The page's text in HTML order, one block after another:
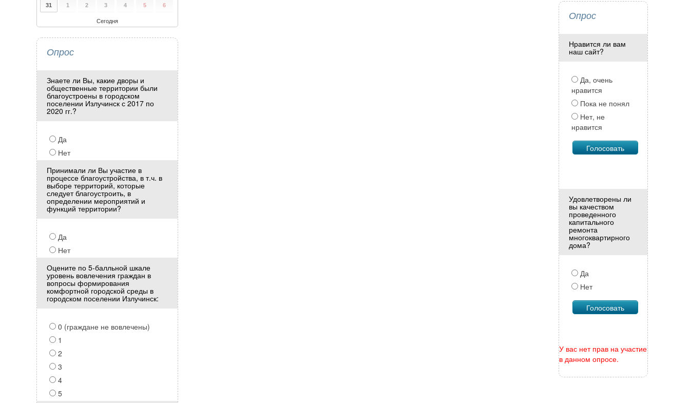
31 1 2 3 4 5 6
Сегодня
Опрос
Знаете ли Вы, какие дворы и
общественные территории были
благоустроены в городском
поселении Излучинск с 2017 по
2020 гг.?
Да
Нет
Принимали ли Вы участие в
процессе благоустройства, в т.ч. в
выборе территорий, которые
следует благоустроить, в
определении мероприятий и
функций территории?
Да
Нет
Оцените по 5-балльной шкале
уровень вовлечения граждан в
вопросы формирования
комфортной городской среды в
городском поселении Излучинск:
0 (граждане не вовлечены)
1
2
3
4
5
Опрос
Нравится ли вам
наш сайт?
Да, очень
нравится
Пока не понял
Нет, не
нравится
Удовлетворены ли
вы качеством
проведенного
капитального
ремонта
многоквартирного
дома?
Да
Нет
У вас нет прав на участие
в данном опросе.